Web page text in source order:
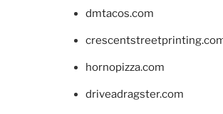
dmtacos.com
hornopizza.com
driveadragster.com